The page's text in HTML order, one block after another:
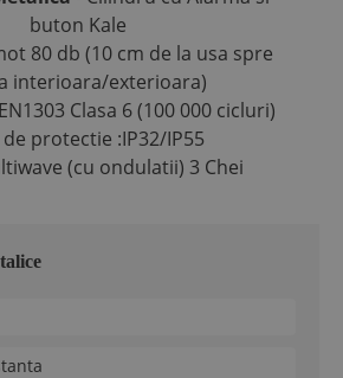
buton Kale
80 db (10 cm de la usa spre
interioara/exterioara)
Clasa 6 (100 000 cicluri)
de protectie :IP32/IP55
(cu ondulatii) 3 Chei